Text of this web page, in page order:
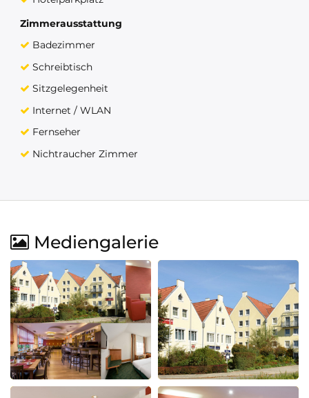
Zimmerausstattung
Badezimmer
Schreibtisch
Sitzgelegenheit
Internet / WLAN
Fernseher
Nichtraucher Zimmer
Mediengalerie